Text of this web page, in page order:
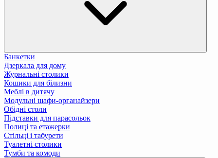
Банкетки
Дзеркала для дому
Журнальні столики
Кошики для білизни
Меблі в дитячу
Модульні шафи-органайзери
Обідні столи
Підставки для парасольок
Полиці та етажерки
Стільці і табурети
Туалетні столики
Тумби та комоди